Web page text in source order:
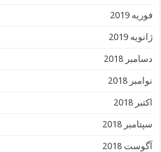
فوریه 2019
ژانویه 2019
دسامبر 2018
نوامبر 2018
اکتبر 2018
سپتامبر 2018
آگوست 2018